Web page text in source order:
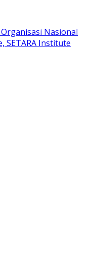
Nasional
SETARA Institute